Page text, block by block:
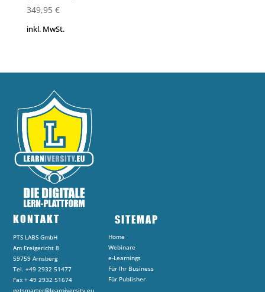
349,95 €
inkl. MwSt.
KONTAKT
PTS LABS GmbH
Am Freigericht 8
59759 Arnsberg
Tel. +49 2932 51477
Fax + 49 2932 51674
getsmarter@learniversity.eu
SITEMAP
Home
Webinare
e-Learnings
Für Ihr Business
Für Publisher